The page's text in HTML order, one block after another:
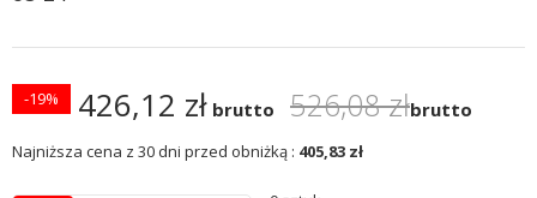
426,12 zł brutto 526,08 złbrutto
-19%
Najniższa cena z 30 dni przed obniżką : 405,83 zł